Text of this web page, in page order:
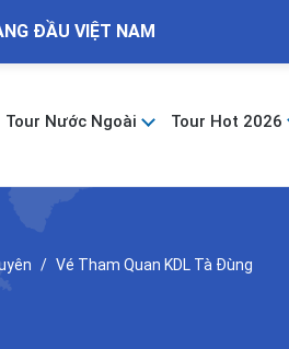
ĐẦU VIỆT NAM
Tour Nước Ngoài Tour Hot 2026
Vé Tham Quan KDL Tà Đùng